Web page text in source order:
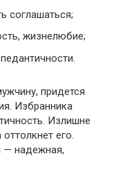
соглашаться;
жизнелюбие;
придется
Избранника
Излишне
его.
— надежная,